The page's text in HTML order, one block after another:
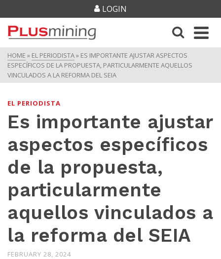
LOGIN
HOME » EL PERIODISTA» ES IMPORTANTE AJUSTAR ASPECTOS
ESPECÍFICOS DE LA PROPUESTA, PARTICULARMENTE AQUELLOS
VINCULADOS A LA REFORMA DEL SEIA
EL PERIODISTA
Es importante ajustar
aspectos específicos
de la propuesta,
particularmente
aquellos vinculados a
la reforma del SEIA
FEBRUARY 28, 2024